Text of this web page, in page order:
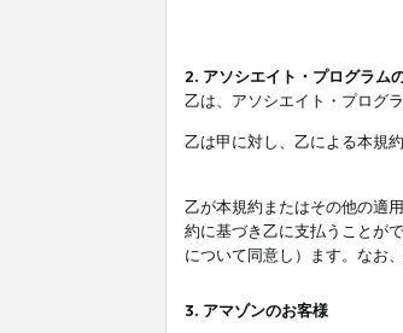
2. アソシエイト・プログラム
乙は、アソシエイト・プログ
乙は甲に対し、乙による本規
乙が本規約またはその他の適
約に基づき乙に支払うことが
について同意し）ます。なお
3. アマゾンのお客様